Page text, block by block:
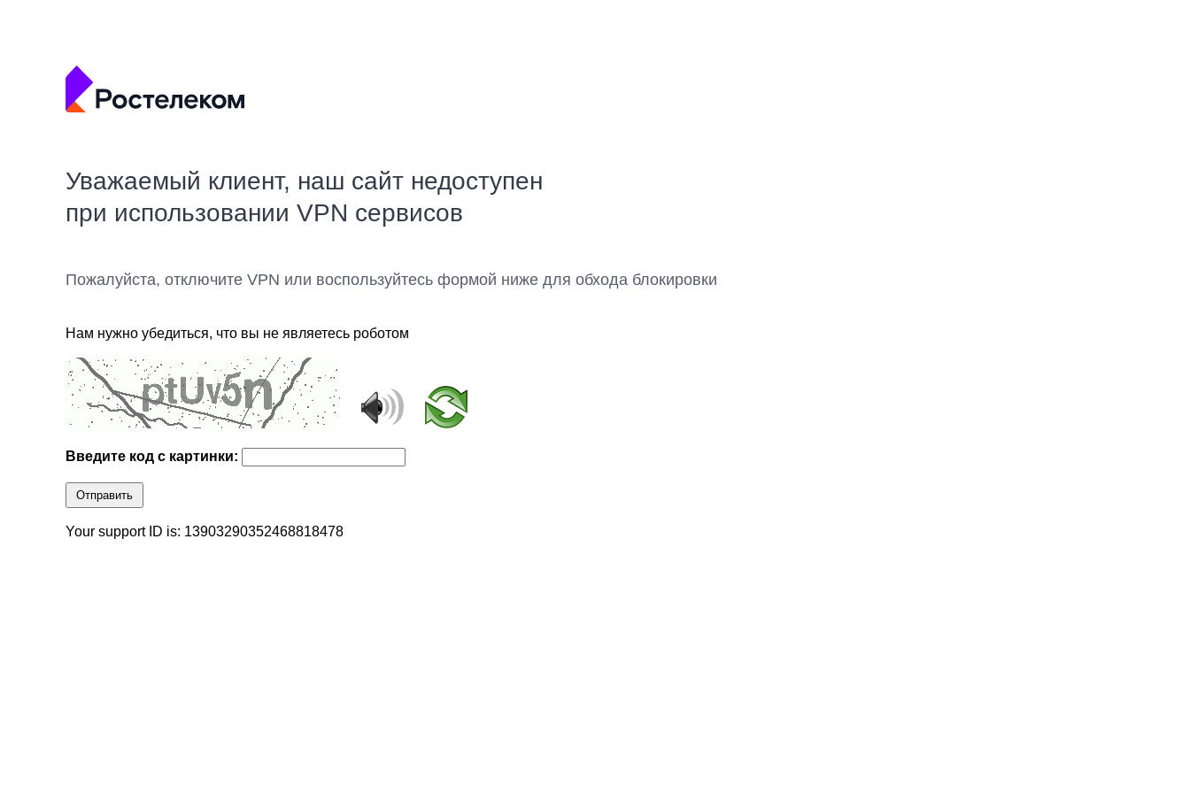
Уважаемый клиент, наш сайт недоступен
при использовании VPN сервисов
Пожалуйста, отключите VPN или воспользуйтесь формой ниже для обхода блокировки
Нам нужно убедиться, что вы не являетесь роботом
Введите код с картинки:
Отправить
Your support ID is: 13903290352468818478